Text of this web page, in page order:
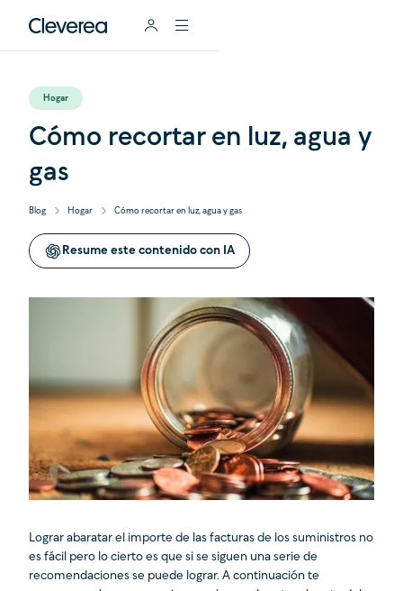
Hogar
Cómo recortar en luz, agua y
gas
Blog Hogar Cómo recortar en luz, agua y gas
Resume este contenido con IA
Lograr abaratar el importe de las facturas de los suministros no
es fácil pero lo cierto es que si se siguen una serie de
recomendaciones se puede lograr. A continuación te